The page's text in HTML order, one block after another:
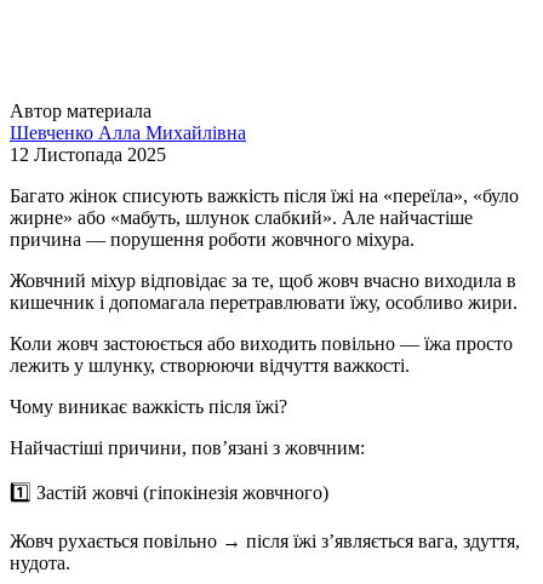
Автор материала
Шевченко Алла Михайлівна
12 Листопада 2025
Багато жінок списують важкість після їжі на «переїла», «було
жирне» або «мабуть, шлунок слабкий». Але найчастіше
причина — порушення роботи жовчного міхура.
Жовчний міхур відповідає за те, щоб жовч вчасно виходила в
кишечник і допомагала перетравлювати їжу, особливо жири.
Коли жовч застоюється або виходить повільно — їжа просто
лежить у шлунку, створюючи відчуття важкості.
Чому виникає важкість після їжі?
Найчастіші причини, пов’язані з жовчним:
1️⃣ Застій жовчі (гіпокінезія жовчного)
Жовч рухається повільно → після їжі з’являється вага, здуття,
нудота.